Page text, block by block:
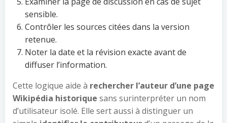
sensible.
Contrôler les sources citées dans la version
retenue.
Noter la date et la révision exacte avant de
diffuser l’information.
Cette logique aide à rechercher l’auteur d’une page
Wikipédia historique sans surinterpréter un nom
d’utilisateur isolé. Elle sert aussi à distinguer un